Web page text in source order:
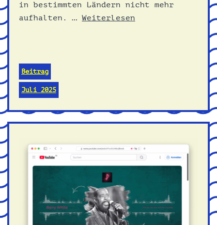
in bestimmten Ländern nicht mehr
aufhalten. … Weiterlesen
Beitrag
Juli 2025